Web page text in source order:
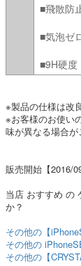
■飛散防
■気泡ゼ
■9H硬度
※製品の仕様は改
※お客様のお使い
味が異なる場合が
販売開始【2016/09
当店 おすすめ の
か？
その他の【
その他の
その他の【